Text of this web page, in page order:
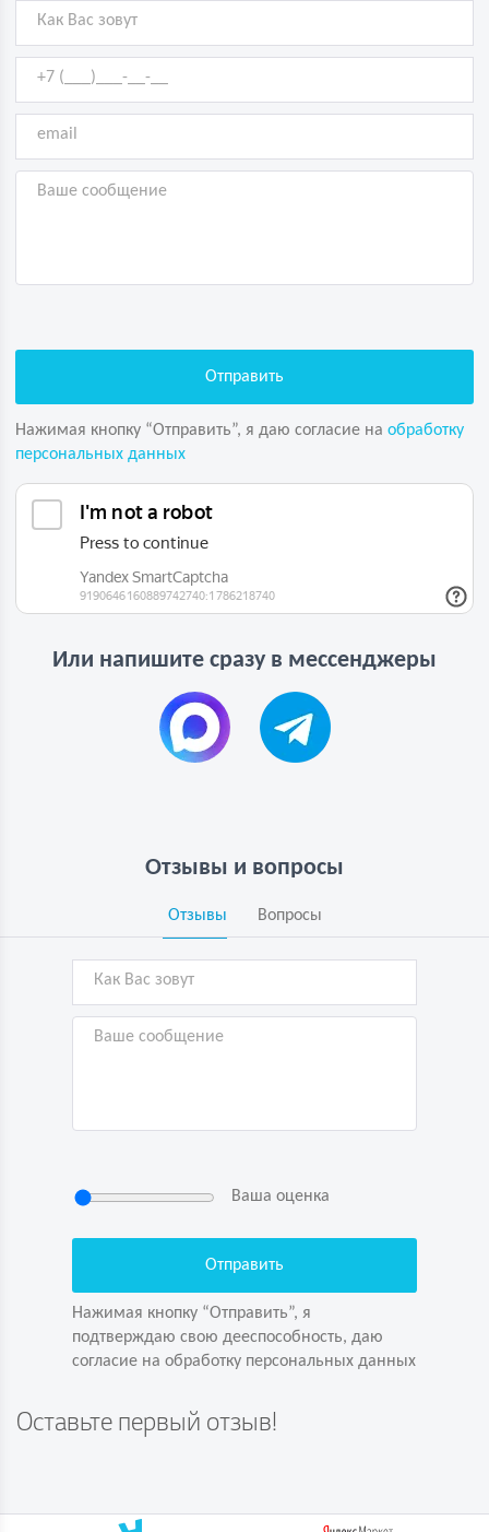
Нажимая кнопку “Отправить”, я даю согласие на обработку
персональных данных
Или напишите сразу в мессенджеры
Отзывы и вопросы
Отзывы Вопросы
Ваша оценка
Нажимая кнопку “Отправить”, я
подтверждаю свою дееспособность, даю
согласие на обработку персональных данных
Оставьте первый отзыв!
Нажимая кнопку “Отправить”, я
согласие на обработку персональных данных
Задайте вопрос первым!